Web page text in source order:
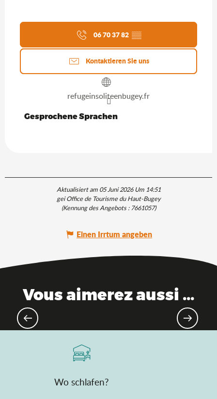
06 70 37 82 ▒▒
Kontaktieren Sie uns
refugeinsoliteenbugey.fr
Gesprochene Sprachen
Gesprochene Sprachen
Aktualisiert am 05 Juni 2026 Um 14:51
gei Office de Tourisme du Haut-Bugey
(Kennung des Angebots :7661057)
Einen Irrtum angeben
Vous aimerez aussi ...
Mit der Familie: Die besten
Wo schlafen?